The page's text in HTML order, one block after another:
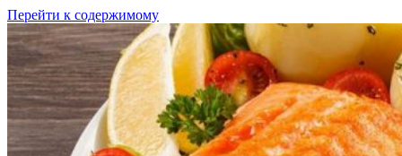
Перейти к содержимому